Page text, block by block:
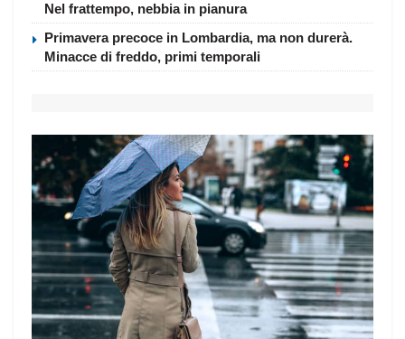
Nel frattempo, nebbia in pianura
Primavera precoce in Lombardia, ma non durerà.
Minacce di freddo, primi temporali